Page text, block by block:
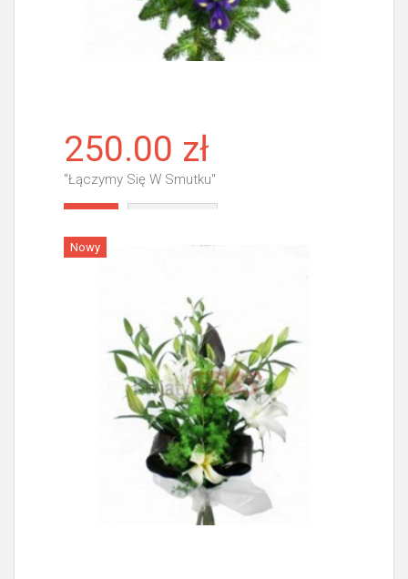
250.00 zł
"Łączymy Się W Smutku"
Nowy